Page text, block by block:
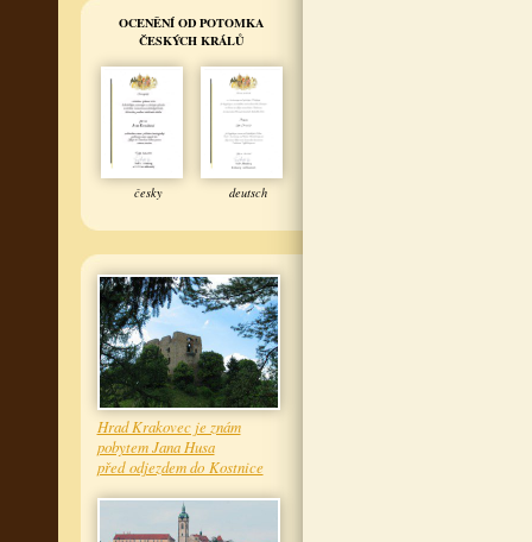
OCENĚNÍ OD POTOMKA
ČESKÝCH KRÁLŮ
česky deutsch
Hrad Krakovec je znám
pobytem Jana Husa
před odjezdem do Kostnice